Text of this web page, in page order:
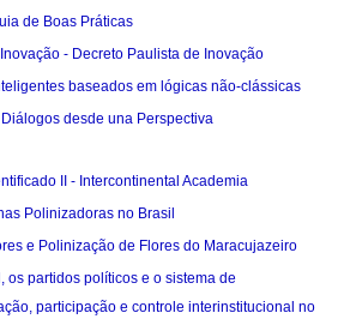
de Boas Práticas
- Decreto Paulista de Inovação
baseados em lógicas não-clássicas
desde una Perspectiva
II - Intercontinental Academia
Polinizadoras no Brasil
e Polinização de Flores do Maracujazeiro
os partidos políticos e o sistema de
participação e controle interinstitucional no